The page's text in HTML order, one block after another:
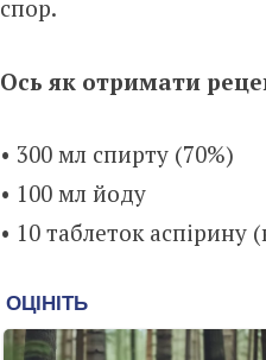
спор.
Ось як отримати
• 300 мл спирту (70%)
• 100 мл йоду
• 10 таблеток аспірину